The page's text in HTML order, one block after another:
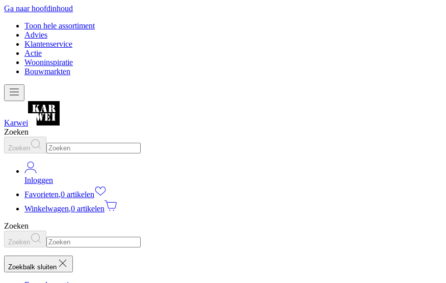
Ga naar hoofdinhoud
Toon hele assortiment
Advies
Klantenservice
Actie
Wooninspiratie
Bouwmarkten
Karwei
Zoeken
Zoeken
Inloggen
Favorieten,0 artikelen
Winkelwagen,0 artikelen
Zoeken
Zoeken
Zoekbalk sluiten